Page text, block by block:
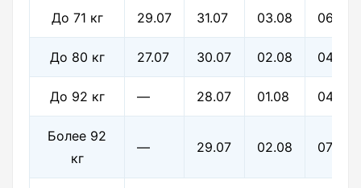
До 71 кг 29.07 31.07 03.08 06.08
До 80 кг 27.07 30.07 02.08 04.08
До 92 кг — 28.07 01.08 04.08
Более 92
кг
— 29.07 02.08 07.08